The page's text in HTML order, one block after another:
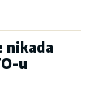
nikada
u